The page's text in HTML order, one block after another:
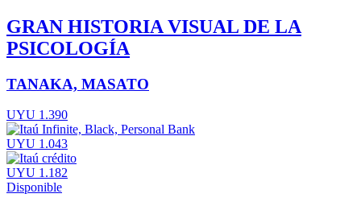
GRAN HISTORIA VISUAL DE LA
PSICOLOGÍA
TANAKA, MASATO
UYU 1.390
UYU 1.043
UYU 1.182
Disponible